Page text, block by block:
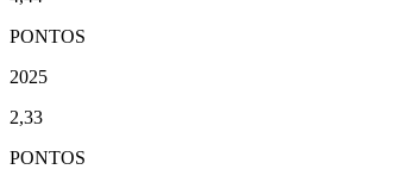
PONTOS
2025
2,33
PONTOS